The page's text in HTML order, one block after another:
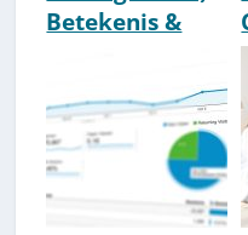
Betekenis &